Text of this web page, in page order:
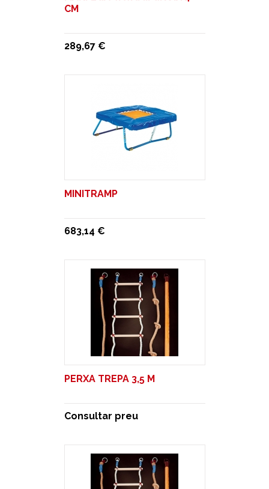
CM
289,67 €
MINITRAMP
683,14 €
PERXA TREPA 3,5 M
Consultar preu